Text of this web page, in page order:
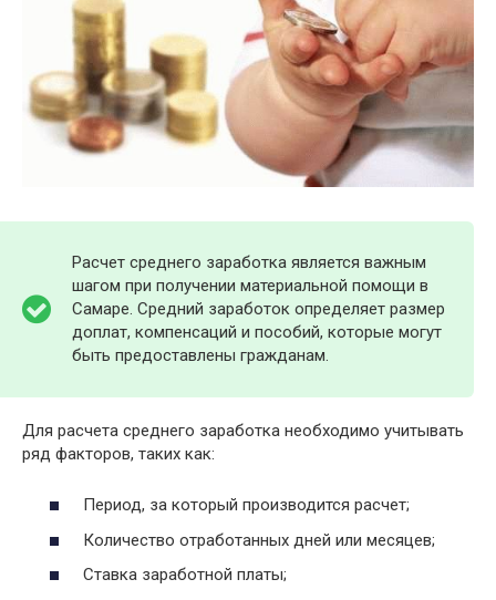
Расчет среднего заработка является важным
шагом при получении материальной помощи в
Самаре. Средний заработок определяет размер
доплат, компенсаций и пособий, которые могут
быть предоставлены гражданам.
Для расчета среднего заработка необходимо учитывать
ряд факторов, таких как:
Период, за который производится расчет;
Количество отработанных дней или месяцев;
Ставка заработной платы;